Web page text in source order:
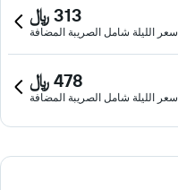
313 ﷼
سعر الليلة شامل الصريبة المضافة
478 ﷼
سعر الليلة شامل الصريبة المضافة